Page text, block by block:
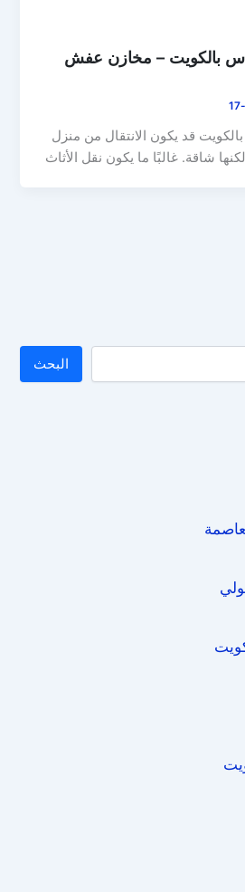
بالكويت – مخازن عفش
قد يكون الانتقال من منزل
شاقة. غالبًا ما يكون نقل الأثاث
البحث